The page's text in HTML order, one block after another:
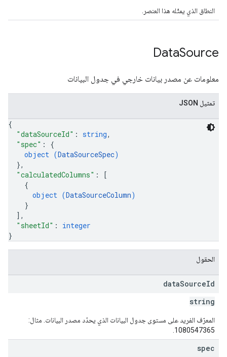
النطاق الذي يمثّله هذا العنصر.
DataSource
معلومات عن مصدر بيانات خارجي في جدول البيانات
تمثيل JSON
{
"dataSourceId" : string,
"spec" : {
object (DataSourceSpec)
},
"calculatedColumns" :
[
{
object (DataSourceColumn)
}
] ,
"sheetId" : integer
}
الحقول
dataSourceId
string
المعرّف الفريد على مستوى جدول البيانات الذي يحدّد مصدر البيانات. مثال:
1080547365.
spec